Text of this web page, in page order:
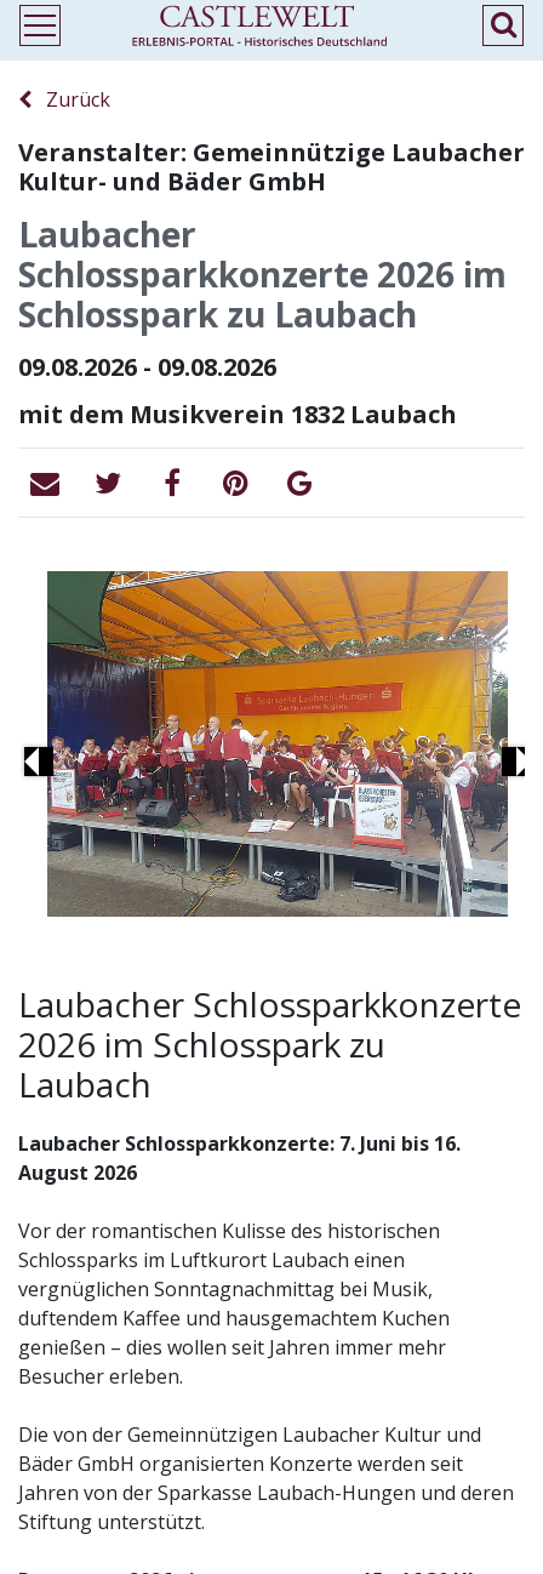
Zurück
Veranstalter: Gemeinnützige Laubacher
Kultur- und Bäder GmbH
Laubacher
Schlossparkkonzerte 2026 im
Schlosspark zu Laubach
09.08.2026 - 09.08.2026
mit dem Musikverein 1832 Laubach
Previous
Laubacher Schlossparkkonzerte
2026 im Schlosspark zu
Laubach
Laubacher Schlossparkkonzerte: 7. Juni bis 16.
August 2026
Vor der romantischen Kulisse des historischen
Schlossparks im Luftkurort Laubach einen
vergnüglichen Sonntagnachmittag bei Musik,
duftendem Kaffee und hausgemachtem Kuchen
genießen – dies wollen seit Jahren immer mehr
Besucher erleben.
Die von der Gemeinnützigen Laubacher Kultur und
Bäder GmbH organisierten Konzerte werden seit
Jahren von der Sparkasse Laubach-Hungen und deren
Stiftung unterstützt.